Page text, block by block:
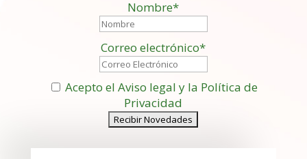
Nombre*
Correo electrónico*
Acepto el Aviso legal y la Política de
Privacidad